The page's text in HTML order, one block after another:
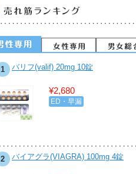
1 バリフ(valif) 20mg 10錠
¥2,680
ED・早漏
2 バイアグラ(VIAGRA) 100mg 4錠